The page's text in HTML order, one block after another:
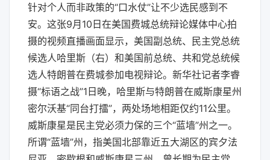
针对个人而非政策的“口水仗”让不少选民感到不
安。这张9月10日在美国费城总统辩论媒体中心拍
摄的视频直播画面显示，美国副总统、民主党总统
候选人哈里斯（右）和美国前总统、共和党总统候
选人特朗普在费城参加电视辩论。新华社记者李睿
摄“标语之战”1日晚，哈里斯与特朗普在威斯康星州
密尔沃基“同台打擂”，两处场地相距仅约11公里。
威斯康星是民主党必须力保的三个“蓝墙”州之一。
所谓“蓝墙”州，指美国北部靠近五大湖区的宾夕法